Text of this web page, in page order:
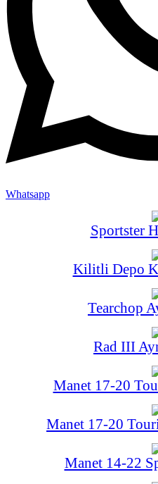
Whatsapp
Sportster
Kilitli Depo
Tearchop
Rad III
Manet 17-20
Manet 17-20
Manet 14-22